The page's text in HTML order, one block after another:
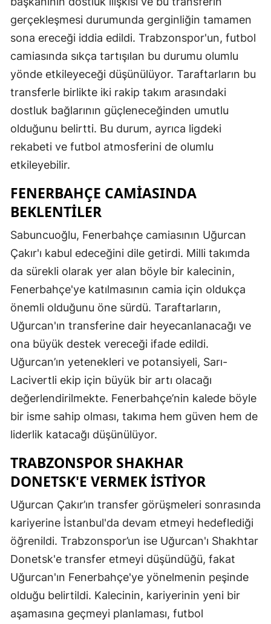
gerçekleşmesi durumunda gerginliğin tamamen
sona ereceği iddia edildi. Trabzonspor'un, futbol
camiasında sıkça tartışılan bu durumu olumlu
yönde etkileyeceği düşünülüyor. Taraftarların bu
transferle birlikte iki rakip takım arasındaki
dostluk bağlarının güçleneceğinden umutlu
olduğunu belirtti. Bu durum, ayrıca ligdeki
rekabeti ve futbol atmosferini de olumlu
etkileyebilir.
FENERBAHÇE CAMIASINDA
BEKLENTILER
Sabuncuoğlu, Fenerbahçe camiasının Uğurcan
Çakır'ı kabul edeceğini dile getirdi. Milli takımda
da sürekli olarak yer alan böyle bir kalecinin,
Fenerbahçe'ye katılmasının camia için oldukça
önemli olduğunu öne sürdü. Taraftarların,
Uğurcan'ın transferine dair heyecanlanacağı ve
ona büyük destek vereceği ifade edildi.
Uğurcan’ın yetenekleri ve potansiyeli, Sarı-
Lacivertli ekip için büyük bir artı olacağı
değerlendirilmekte. Fenerbahçe’nin kalede böyle
bir isme sahip olması, takıma hem güven hem de
liderlik katacağı düşünülüyor.
TRABZONSPOR SHAKHAR
DONETSK'E VERMEK ISTIYOR
Uğurcan Çakır’ın transfer görüşmeleri sonrasında
kariyerine İstanbul'da devam etmeyi hedeflediği
öğrenildi. Trabzonspor’un ise Uğurcan'ı Shakhtar
Donetsk'e transfer etmeyi düşündüğü, fakat
Uğurcan'ın Fenerbahçe'ye yönelmenin peşinde
olduğu belirtildi. Kalecinin, kariyerinin yeni bir
aşamasına geçmeyi planlaması, futbol